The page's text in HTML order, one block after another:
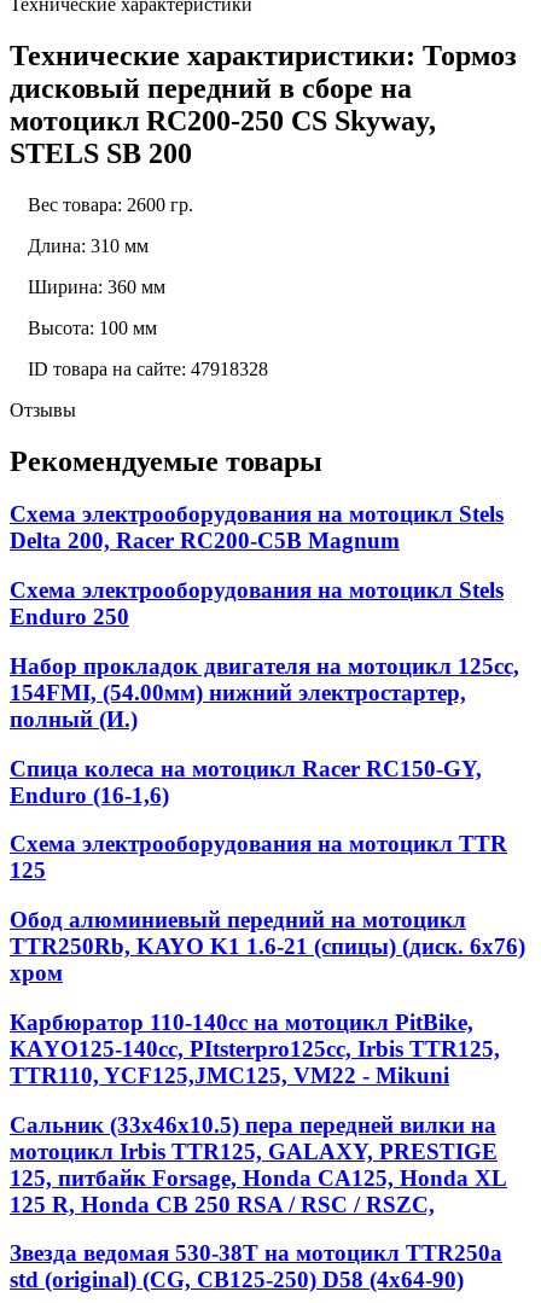
Технические характиристики: Тормоз
дисковый передний в сборе на
мотоцикл RC200-250 CS Skyway,
STELS SB 200
Вес товара: 2600 гр.
Длина: 310 мм
Ширина: 360 мм
Высота: 100 мм
ID товара на сайте: 47918328
Отзывы
Рекомендуемые товары
Схема электрооборудования на мотоцикл Stels
Delta 200, Racer RC200-C5B Magnum
Схема электрооборудования на мотоцикл Stels
Enduro 250
Набор прокладок двигателя на мотоцикл 125cc,
154FMI, (54.00мм) нижний электростартер,
полный (И.)
Спица колеса на мотоцикл Racer RC150-GY,
Enduro (16-1,6)
Схема электрооборудования на мотоцикл TTR
125
Обод алюминиевый передний на мотоцикл
TTR250Rb, KAYO K1 1.6-21 (спицы) (диск. 6x76)
хром
Карбюратор 110-140cc на мотоцикл PitBike,
КАYО125-140сс, РItstеrрrо125сс, Irbis TTR125,
TTR110, YCF125,JMC125, VM22 - Mikuni
Сальник (33х46х10.5) пера передней вилки на
мотоцикл Irbis TTR125, GALAXY, PRESTIGE
125, питбайк Forsage, Honda CA125, Honda XL
125 R, Honda CB 250 RSA / RSC / RSZC,
Звезда ведомая 530-38T на мотоцикл TTR250a
std (original) (CG, CB125-250) D58 (4x64-90)